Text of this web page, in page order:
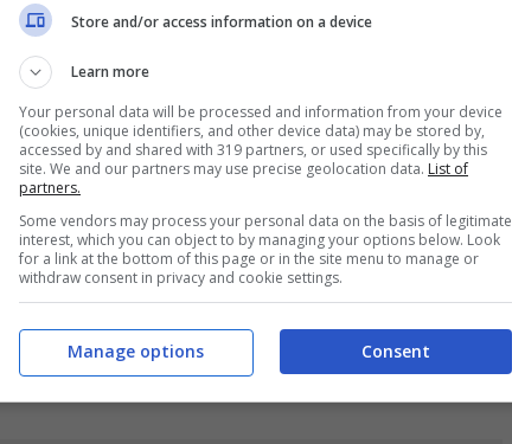
tener duro
ne sarai andato
te ne sarai andato
Store and/or access information on a device
Learn more
Your personal data will be processed and information from your device
(cookies, unique identifiers, and other device data) may be stored by,
accessed by and shared with 319 partners, or used specifically by this
site. We and our partners may use precise geolocation data. List of
partners.
Some vendors may process your personal data on the basis of legitimate
interest, which you can object to by managing your options below. Look
for a link at the bottom of this page or in the site menu to manage or
withdraw consent in privacy and cookie settings.
Consent
Manage options